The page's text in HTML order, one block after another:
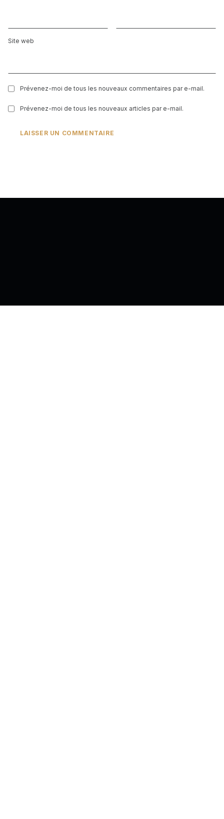
Site web
Prévenez-moi de tous les nouveaux commentaires par e-mail.
Prévenez-moi de tous les nouveaux articles par e-mail.